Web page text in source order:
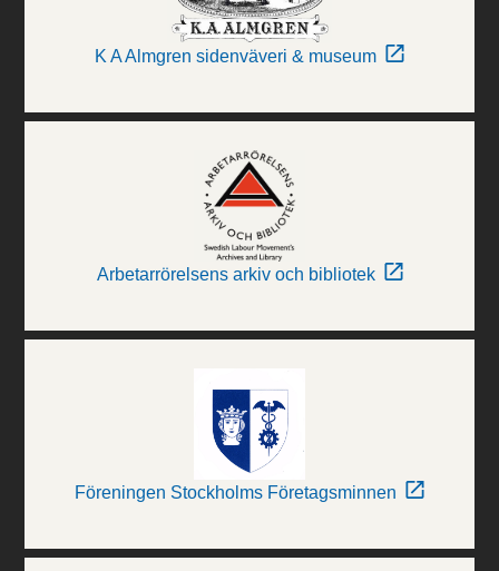
K A Almgren sidenväveri & museum
Arbetarrörelsens arkiv och bibliotek
Föreningen Stockholms Företagsminnen